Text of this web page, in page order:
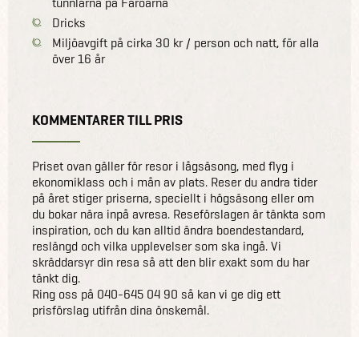
Dricks
Miljöavgift på cirka 30 kr / person och natt, för alla
över 16 år
KOMMENTARER TILL PRIS
Priset ovan gäller för resor i lågsäsong, med flyg i
ekonomiklass och i mån av plats. Reser du andra tider
på året stiger priserna, speciellt i högsäsong eller om
du bokar nära inpå avresa. Reseförslagen är tänkta som
inspiration, och du kan alltid ändra boendestandard,
reslängd och vilka upplevelser som ska ingå. Vi
skräddarsyr din resa så att den blir exakt som du har
tänkt dig.
Ring oss på 040-645 04 90 så kan vi ge dig ett
prisförslag utifrån dina önskemål.